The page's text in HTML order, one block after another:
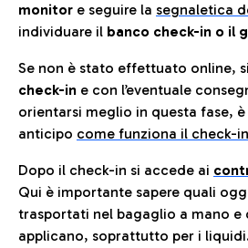
monitor e seguire la segnaletica
individuare il banco check-in o il
Se non è stato effettuato online,
check-in e con l’eventuale
orientarsi meglio in questa fase,
anticipo come funziona il check-
Dopo il check-in si accede ai
Qui è importante sapere quali
trasportati nel bagaglio a mano e
applicano, soprattutto per i